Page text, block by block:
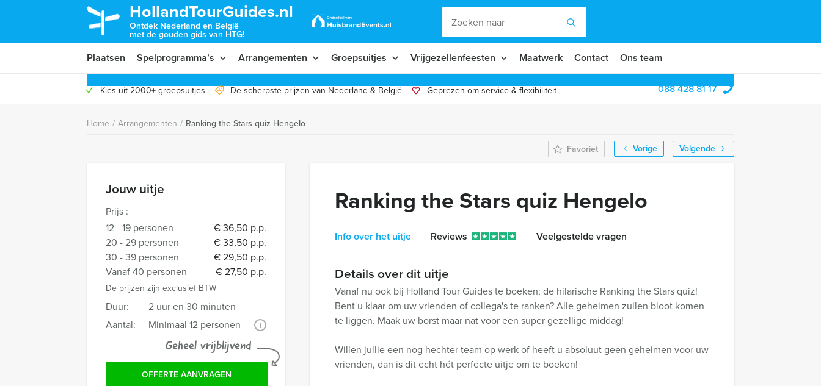
HollandTourGuides.nl
Ontdek Nederland en België
met de gouden gids van HTG!
Plaatsen Spelprogramma’s Arrangementen Groepsuitjes Vrijgezellenfeesten Maatwerk Contact Ons team
Kies uit 2000+ groepsuitjes De scherpste prijzen van Nederland & België Geprezen om service & flexibiliteit 088 428 81 17
Home / Arrangementen / Ranking the Stars quiz Hengelo
Vorige
Volgende
Favoriet
Jouw uitje
Prijs :
12 - 19 personen
€ 36,50 p.p.
20 - 29 personen
€ 33,50 p.p.
30 - 39 personen
€ 29,50 p.p.
Vanaf 40 personen
€ 27,50 p.p.
De prijzen zijn exclusief BTW
Duur:
2 uur en 30 minuten
Aantal:
Minimaal 12 personen i
Geheel vrijblijvend
OFFERTE AANVRAGEN
Ranking the Stars quiz Hengelo
Info over het uitje Reviews Veelgestelde vragen
Details over dit uitje
Vanaf nu ook bij Holland Tour Guides te boeken; de hilarische Ranking the Stars quiz!
Bent u klaar om uw vrienden of collega's te ranken? Alle geheimen zullen bloot komen
te liggen. Maak uw borst maar nat voor een super gezellige middag!
Willen jullie een nog hechter team op werk of heeft u absoluut geen geheimen voor uw
vrienden, dan is dit echt hét perfecte uitje om te boeken!